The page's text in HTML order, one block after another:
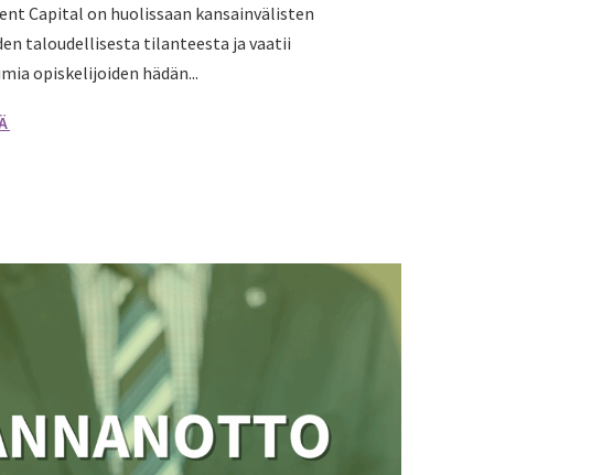
Capital on huolissaan kansainvälisten
taloudellisesta tilanteesta ja vaatii
opiskelijoiden hädän...